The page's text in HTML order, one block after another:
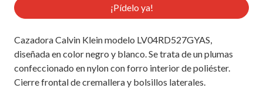
¡Pídelo ya!
Cazadora Calvin Klein modelo LV04RD527GYAS,
diseñada en color negro y blanco. Se trata de un plumas
confeccionado en nylon con forro interior de poliéster.
Cierre frontal de cremallera y bolsillos laterales.